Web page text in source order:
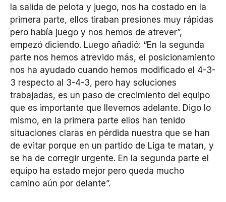
la salida de pelota y juego, nos ha costado en la
primera parte, ellos tiraban presiones muy rápidas
pero había juego y nos hemos de atrever”,
empezó diciendo. Luego añadió: “En la segunda
parte nos hemos atrevido más, el posicionamiento
nos ha ayudado cuando hemos modificado el 4-3-
3 respecto al 3-4-3, pero hay soluciones
trabajadas, es un paso de crecimiento del equipo
que es importante que llevemos adelante. Digo lo
mismo, en la primera parte ellos han tenido
situaciones claras en pérdida nuestra que se han
de evitar porque en un partido de Liga te matan, y
se ha de corregir urgente. En la segunda parte el
equipo ha estado mejor pero queda mucho
camino aún por delante”.